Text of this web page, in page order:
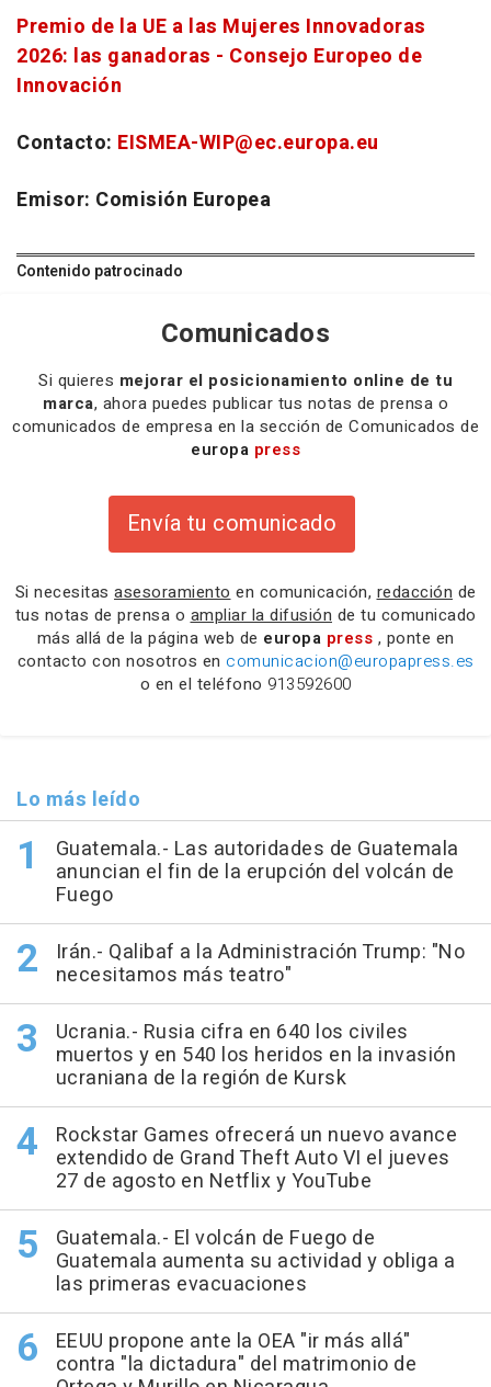
Premio de la UE a las Mujeres Innovadoras
2026: las ganadoras - Consejo Europeo de
Innovación
Contacto: EISMEA-WIP@ec.europa.eu
Emisor: Comisión Europea
Contenido patrocinado
Comunicados
Si quieres mejorar el posicionamiento online de tu
marca, ahora puedes publicar tus notas de prensa o
comunicados de empresa en la sección de Comunicados de
europa press
Envía tu comunicado
Si necesitas asesoramiento en comunicación, redacción de
tus notas de prensa o ampliar la difusión de tu comunicado
más allá de la página web de europa press , ponte en
contacto con nosotros en comunicacion@europapress.es
o en el teléfono 913592600
Lo más leído
Guatemala.- Las autoridades de Guatemala
anuncian el fin de la erupción del volcán de
Fuego
Irán.- Qalibaf a la Administración Trump: "No
necesitamos más teatro"
Ucrania.- Rusia cifra en 640 los civiles
muertos y en 540 los heridos en la invasión
ucraniana de la región de Kursk
Rockstar Games ofrecerá un nuevo avance
extendido de Grand Theft Auto VI el jueves
27 de agosto en Netflix y YouTube
Guatemala.- El volcán de Fuego de
Guatemala aumenta su actividad y obliga a
las primeras evacuaciones
EEUU propone ante la OEA "ir más allá"
contra "la dictadura" del matrimonio de